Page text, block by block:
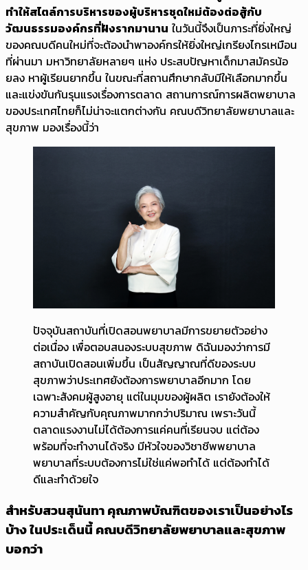
ทำให้สไตล์การบริหารของผู้บริหารชุดใหม่ต้องต่อสู้กับ
วัฒนธรรมองค์กรที่ฝังรากมานาน ในวันนี้จึงเป็นภาระที่ยิ่งใหญ่
ของคณบดีคนใหม่ที่จะต้องนำพาองค์กรให้ยิ่งใหญ่เกรียงไกรเหมือน
ที่ผ่านมา มหาวิทยาลัยหลายๆ แห่ง ประสบปัญหาเด็กมาสมัครน้อ
ยลง หาผู้เรียนยากขึ้น ในขณะที่สถานศึกษากลับมีให้เลือกมากขึ้น
และแข่งขันกันรุนแรงเรื่องการตลาด สถานการณ์การผลิตพยาบาล
ของประเทศไทยก็ไม่น่าจะแตกต่างกัน คณบดีวิทยาลัยพยาบาลและ
สุขภาพ มองเรื่องนี้ว่า
ปัจจุบันสถาบันที่เปิดสอนพยาบาลมีการขยายตัวอย่าง
ต่อเนื่อง เพื่อตอบสนองระบบสุขภาพ ดิฉันมองว่าการมี
สถาบันเปิดสอนเพิ่มขึ้น เป็นสัญญาณที่ดีของระบบ
สุขภาพว่าประเทศยังต้องการพยาบาลอีกมาก โดย
เฉพาะสังคมผู้สูงอายุ แต่ในมุมของผู้ผลิต เรายังต้องให้
ความสำคัญกับคุณภาพมากกว่าปริมาณ เพราะวันนี้
ตลาดแรงงานไม่ได้ต้องการแค่คนที่เรียนจบ แต่ต้อง
พร้อมที่จะทำงานได้จริง มีหัวใจของวิชาชีพพยาบาล
พยาบาลที่ระบบต้องการไม่ใช่แค่พอทำได้ แต่ต้องทำได้
ดีและทำด้วยใจ
สำหรับสวนสุนันทา คุณภาพบัณฑิตของเราเป็นอย่างไร
บ้าง ในประเด็นนี้ คณบดีวิทยาลัยพยาบาลและสุขภาพ
บอกว่า